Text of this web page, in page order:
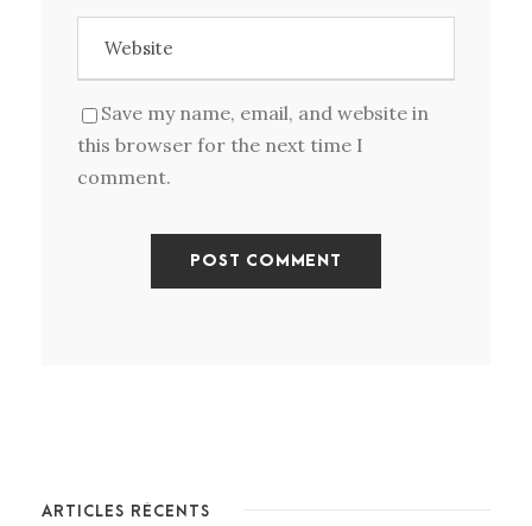
Save my name, email, and website in
this browser for the next time I
comment.
ARTICLES RÉCENTS